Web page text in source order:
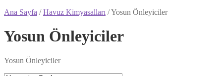
Ana Sayfa /Havuz Kimyasalları /Yosun Önleyiciler
Yosun Önleyiciler
Yosun Önleyiciler